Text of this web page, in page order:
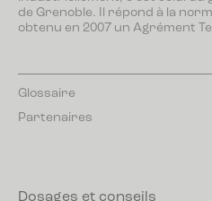
de Grenoble. Il répond à la
obtenu en 2007 un Agrément
Glossaire
Partenaires
Dosages et conseils